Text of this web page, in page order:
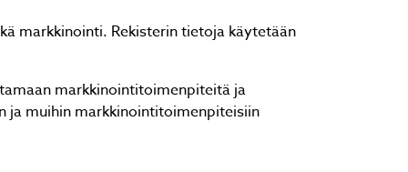
markkinointi. Rekisterin tietoja käytetään
markkinointitoimenpiteitä ja
ja muihin markkinointitoimenpiteisiin